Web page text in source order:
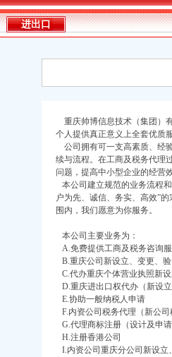
出口权)
万 （增资）
注册）
口权）
进出口
重庆帅博信息技术（集团）
个人提供真正意义上全套优质
公司拥有可一支高素质、经
续与流程。在工商及税务代理
问题，提高中小型企业的经营
本公司建立规范的业务流程
户为先、诚信、务实、高效”
围内，我们愿意为你服务。
本公司主要业务为：
A.免费提供工商及税务咨询
B.重庆公司新设立、变更、
C.代办重庆个体营业执照新
D.重庆进出口权代办（新设立
E.协助一般纳税人申请
F.内资公司税务代理（新公
G.代理商标注册（设计及申请
H.注册香港公司
I.内资公司重庆分公司新设立